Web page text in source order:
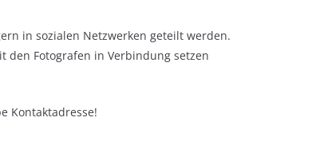
in sozialen Netzwerken geteilt werden.
den Fotografen in Verbindung setzen
Kontaktadresse!